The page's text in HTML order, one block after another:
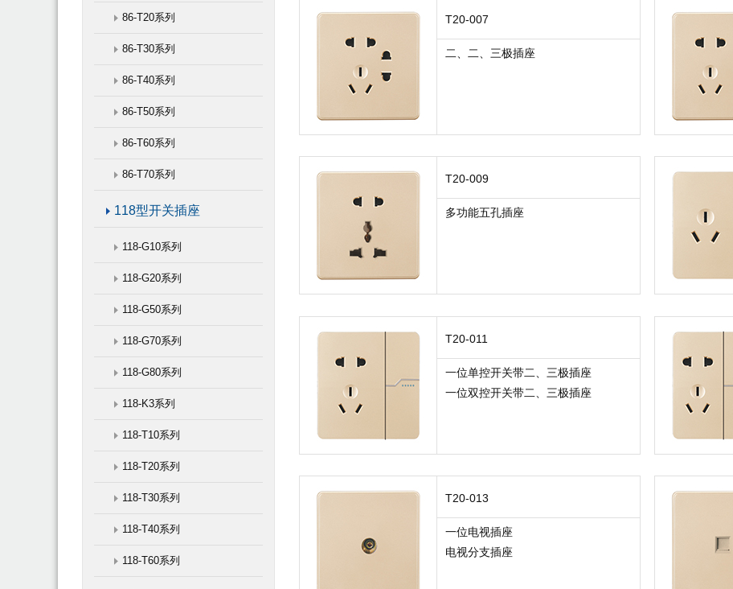
86-T20系列
86-T30系列
86-T40系列
86-T50系列
86-T60系列
86-T70系列
118型开关插座
118-G10系列
118-G20系列
118-G50系列
118-G70系列
118-G80系列
118-K3系列
118-T10系列
118-T20系列
118-T30系列
118-T40系列
118-T60系列
T20-007
二、二、三极插座
T20-009
多功能五孔插座
T20-011
一位单控开关带二、三极插座
一位双控开关带二、三极插座
T20-013
一位电视插座
电视分支插座